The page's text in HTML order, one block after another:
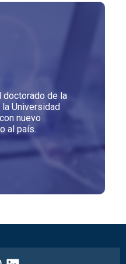
doctorado de la
Universidad
nuevo
al país.